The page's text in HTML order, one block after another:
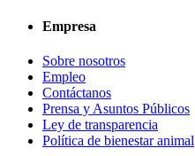
Empresa
Sobre nosotros
Empleo
Contáctanos
Prensa y Asuntos Públicos
Ley de transparencia
Política de bienestar animal